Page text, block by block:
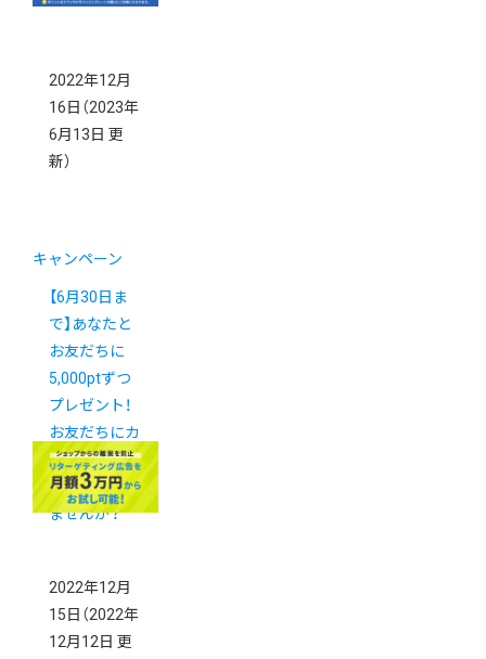
2022年12月
16日 （2023年
6月13日 更
新）
キャンペーン
【6月30日ま
で】あなたと
お友だちに
5,000ptずつ
プレゼント！
お友だちにカ
ラーミーショ
ップを紹介し
ませんか？
2022年12月
15日 （2022年
12月12日 更